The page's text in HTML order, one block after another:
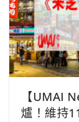
【UMAI
爐！維持